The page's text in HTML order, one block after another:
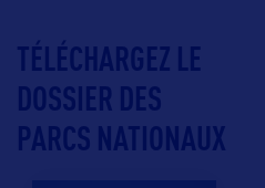
TÉLÉCHARGEZ LE
DOSSIER DES
PARCS NATIONAUX